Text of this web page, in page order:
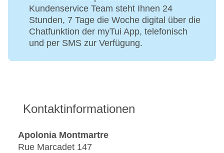
Kundenservice Team steht Ihnen 24
Stunden, 7 Tage die Woche digital über die
Chatfunktion der myTui App, telefonisch
und per SMS zur Verfügung.
Kontaktinformationen
Apolonia Montmartre
Rue Marcadet 147